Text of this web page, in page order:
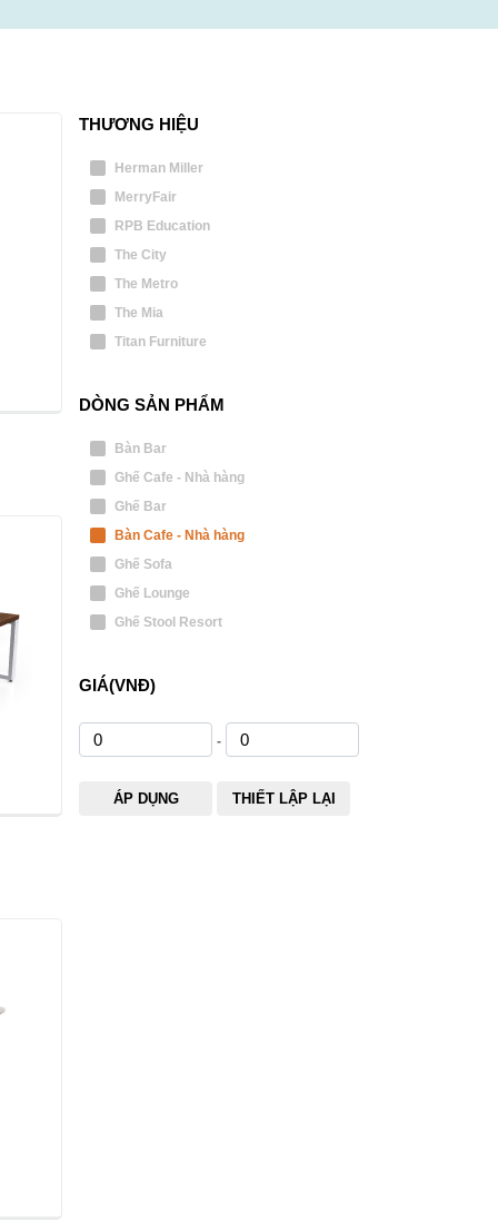
THƯƠNG HIỆU
Herman Miller
MerryFair
RPB Education
The City
The Metro
The Mia
Titan Furniture
DÒNG SẢN PHẨM
Bàn Bar
Ghế Cafe - Nhà hàng
Ghế Bar
Bàn Cafe - Nhà hàng
Ghế Sofa
Ghế Lounge
Ghế Stool Resort
GIÁ(VNĐ)
-
ÁP DỤNG THIẾT LẬP LẠI